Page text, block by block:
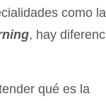
como la
, hay
qué es la